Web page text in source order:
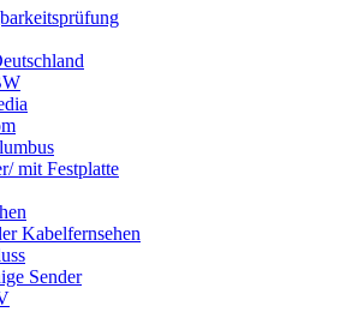
mit Festplatte
Kabelfernsehen
Sender